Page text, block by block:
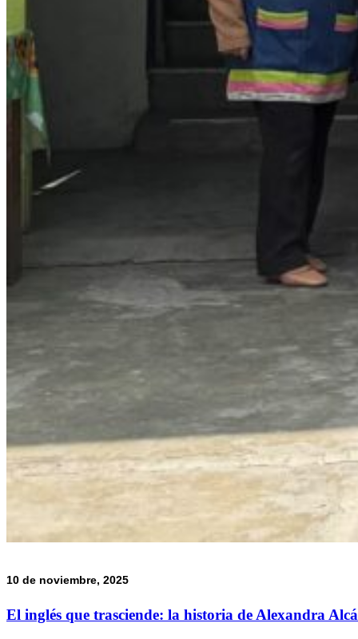
10 de noviembre, 2025
El inglés que trasciende: la historia de Alexandra